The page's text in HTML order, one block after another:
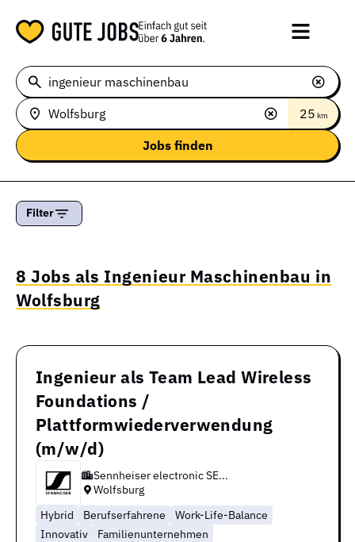
25 km
Filter
8 Jobs als Ingenieur Maschinenbau in
Wolfsburg
Ingenieur als Team Lead Wireless
Foundations /
Plattformwiederverwendung
(m/w/d)
Sennheiser electronic SE...
Wolfsburg
Hybrid
Berufserfahrene
Work-Life-Balance
Innovativ
Familienunternehmen